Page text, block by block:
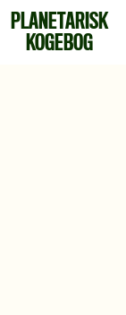
PLANETARISK
KOGEBOG